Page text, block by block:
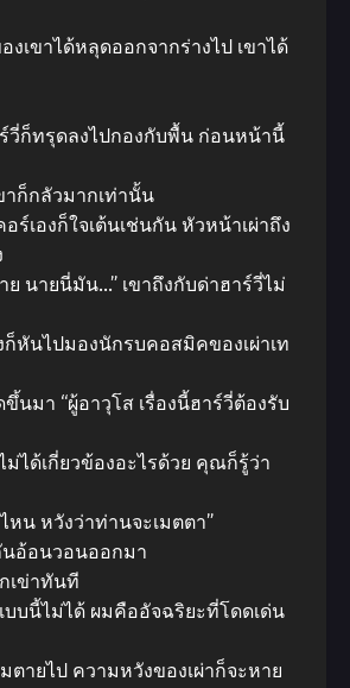
เขาได้หลุดออกจากร่างไป เขาได้
วี่ก็ทรุดลงไปกองกับพื้น ก่อนหน้านี้
ก็กลัวมากเท่านั้น
ร์เองก็ใจเต้นเช่นกัน หัวหน้าเผ่าถึง
ย นายนี่มัน…” เขาถึงกับด่าฮาร์วี่ไม่
ก็หันไปมองนักรบคอสมิคของเผ่าเท
นมา “ผู้อาวุโส เรื่องนี้ฮาร์วี่ต้องรับ
ม่ได้เกี่ยวข้องอะไรด้วย คุณก็รู้ว่า
หน หวังว่าท่านจะเมตตา”
อ้อนวอนออกมา
เข่าทันที
บนี้ไม่ได้ ผมคืออัจฉริยะที่โดดเด่น
ตายไป ความหวังของเผ่าก็จะหาย